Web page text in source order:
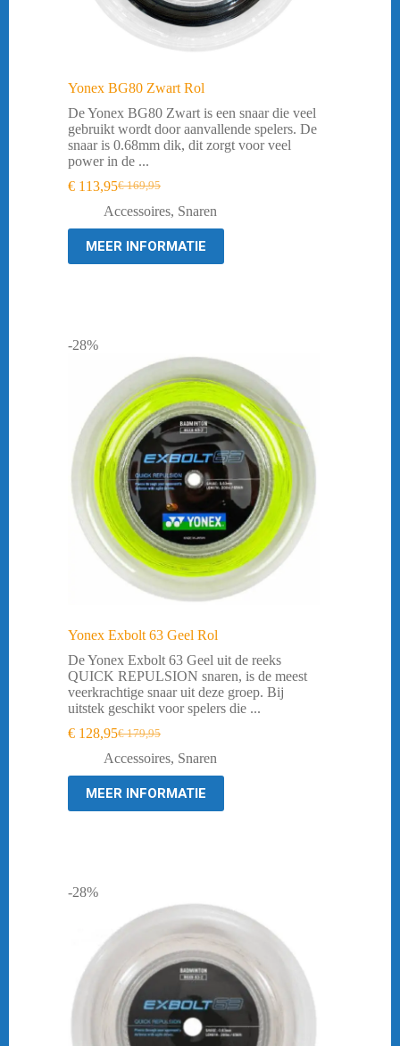
Yonex BG80 Zwart Rol
De Yonex BG80 Zwart is een snaar die veel
gebruikt wordt door aanvallende spelers. De
snaar is 0.68mm dik, dit zorgt voor veel
power in de ...
€169,95
Oorspronkelijke
prijs
€ 169,95.
€ 113,95Huidige
prijs
€ 113,95.
Accessoires, Snaren
MEER INFORMATIE
-28%
Yonex Exbolt 63 Geel Rol
De Yonex Exbolt 63 Geel uit de reeks
QUICK REPULSION snaren, is de meest
veerkrachtige snaar uit deze groep. Bij
uitstek geschikt voor spelers die ...
€179,95
Oorspronkelijke
prijs
was:
€ 179,95.
€ 128,95Huidige
prijs
is:
€ 128,95.
Accessoires, Snaren
MEER INFORMATIE
-28%